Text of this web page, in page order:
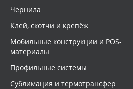
Чернила
Клей, скотчи и крепёж
Мобильные конструкции и POS-
материалы
Профильные системы
Сублимация и термотрансфер